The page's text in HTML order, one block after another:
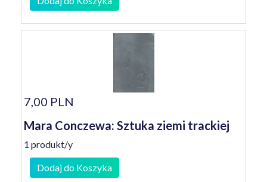
7,00 PLN
Mara Conczewa: Sztuka ziemi trackiej
1 produkt/y
Dodaj do Koszyka